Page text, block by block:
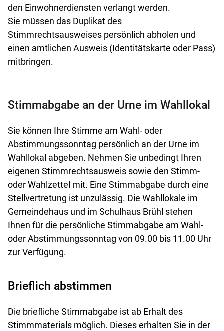
den Einwohnerdiensten verlangt werden.
Sie müssen das Duplikat des
Stimmrechtsausweises persönlich abholen und
einen amtlichen Ausweis (Identitätskarte oder Pass)
mitbringen.
Stimmabgabe an der Urne im Wahllokal
Sie können Ihre Stimme am Wahl- oder
Abstimmungssonntag persönlich an der Urne im
Wahllokal abgeben. Nehmen Sie unbedingt Ihren
eigenen Stimmrechtsausweis sowie den Stimm-
oder Wahlzettel mit. Eine Stimmabgabe durch eine
Stellvertretung ist unzulässig. Die Wahllokale im
Gemeindehaus und im Schulhaus Brühl stehen
Ihnen für die persönliche Stimmabgabe am Wahl-
oder Abstimmungssonntag von 09.00 bis 11.00 Uhr
zur Verfügung.
Brieflich abstimmen
Die briefliche Stimmabgabe ist ab Erhalt des
Stimmmaterials möglich. Dieses erhalten Sie in der